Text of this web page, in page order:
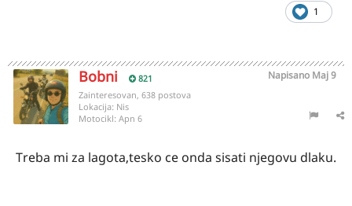
1
Bobni 821 Napisano Maj 9
Zainteresovan, 638 postova
Lokacija: Nis
Motocikl: Apn 6
Treba mi za lagota,tesko ce onda sisati njegovu dlaku.